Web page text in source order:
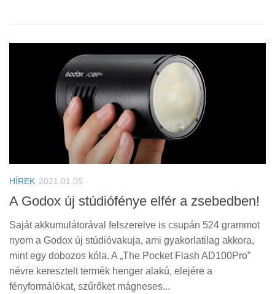
HÍREK 2021.01.05
A Godox új stúdiófénye elfér a zsebedben!
Saját akkumulátorával felszerelve is csupán 524 grammot
nyom a Godox új stúdióvakuja, ami gyakorlatilag akkora,
mint egy dobozos kóla. A „The Pocket Flash AD100Pro”
névre keresztelt termék henger alakú, elejére a
fényformálókat, szűrőket mágneses...